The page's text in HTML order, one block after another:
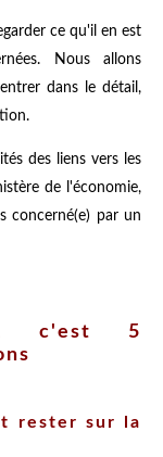
ce qu'il en est
Nous allons
dans le détail,
des liens vers les
de l'économie,
concerné(e) par un
c'est 5
rester sur la